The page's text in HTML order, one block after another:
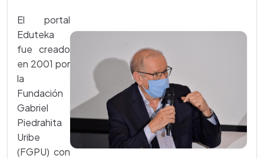
El portal
Eduteka
fue creado
en 2001 por
la
Fundación
Gabriel
Piedrahita
Uribe
(FGPU) con